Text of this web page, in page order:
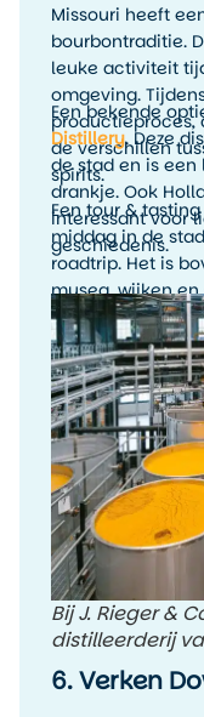
Missouri heeft
bourbontraditie.
leuke activiteit
omgeving.
productieproces,
de verschillen
spirits.
Een bekende
Distillery. Deze
de stad en is
drankje. Ook
interessant voor
geschiedenis.
Een tour &
middag in de
roadtrip. Het is
musea, wijken
Bij J. Rieger &
distilleerderij
6. Verken